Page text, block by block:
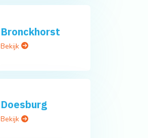
Bronckhorst
Bekijk
Doesburg
Bekijk